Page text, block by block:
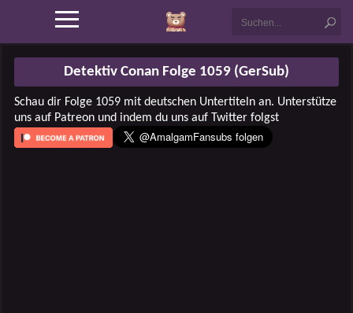
Detektiv Conan Folge 1059 (GerSub)
Schau dir Folge 1059 mit deutschen Untertiteln an. Unterstütze
uns auf Patreon und indem du uns auf Twitter folgst